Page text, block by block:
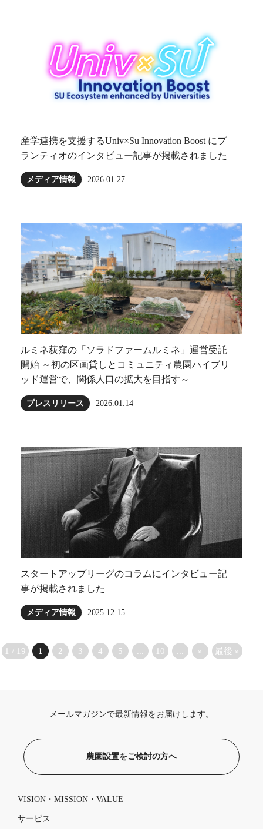
産学連携を支援するUniv×Su Innovation Boost にプ
ランティオのインタビュー記事が掲載されました
メディア情報 2026.01.27
ルミネ荻窪の「ソラドファームルミネ」運営受託
開始 ～初の区画貸しとコミュニティ農園ハイブリ
ッド運営で、関係人口の拡大を目指す～
プレスリリース 2026.01.14
スタートアップリーグのコラムにインタビュー記
事が掲載されました
メディア情報 2025.12.15
1 / 19 1 2 3 4 5 ... 10 ... » 最後 »
メールマガジンで最新情報をお届けします。
農園設置をご検討の方へ
VISION・MISSION・VALUE
サービス